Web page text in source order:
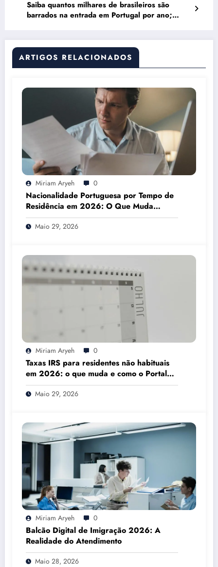
Saiba quantos milhares de brasileiros são
barrados na entrada em Portugal por ano;
ARTIGOS RELACIONADOS
Miriam Aryeh 0
Nacionalidade Portuguesa por Tempo de
Residência em 2026: O Que Muda
Mesmo
Maio 29, 2026
Miriam Aryeh 0
Taxas IRS para residentes não habituais
em 2026: o que muda e como o Portal
das Finanças pode ajudar
Maio 29, 2026
Miriam Aryeh 0
Balcão Digital de Imigração 2026: A
Realidade do Atendimento
Maio 28, 2026